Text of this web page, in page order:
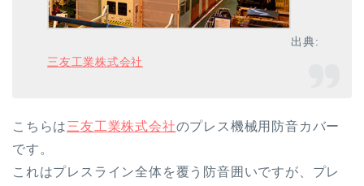
出典:
三友工業株式会社
こちらは三友工業株式会社のプレス機械用防音カバー
です。
これはプレスライン全体を覆う防音囲いですが、プレ